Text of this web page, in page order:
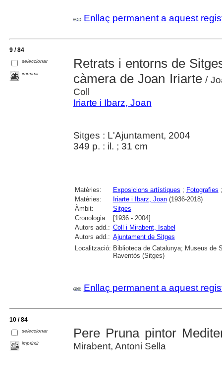
Enllaç permanent a aquest
9 / 84
seleccionar
imprimir
Retrats i entorns de
càmera de Joan Iriarte/
Coll
Iriarte i Ibarz, Joan
Sitges : L'Ajuntament, 2004
349 p. : il. ; 31 cm
Matèries: Exposicions artístiques ; Fotografies
Matèries:
Iriarte i Ibarz, Joan(1936-2018)
Àmbit:
Sitges
Cronologia:
[1936 - 2004]
Autors add.: Coll i Mirabent, Isabel
Autors add.: Ajuntament de Sitges
Localització: Biblioteca de Catalunya; Museus de
Raventós (Sitges)
Enllaç permanent a aquest
10 / 84
seleccionar
imprimir
Pere Pruna pintor
Mirabent, Antoni Sella